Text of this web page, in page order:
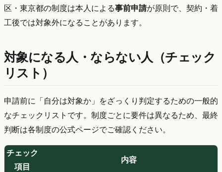
区・東京都の制度は本人による事前申請が原則で、契約・着
工後では対象外になることがあります。
対象になる人・ならない人（チェック
リスト）
申請前に「自分は対象か」をざっくり判定するための一般的
なチェックリストです。制度ごとに要件は異なるため、最終
判断は各制度の公式ページでご確認ください。
チェック
項目
内容